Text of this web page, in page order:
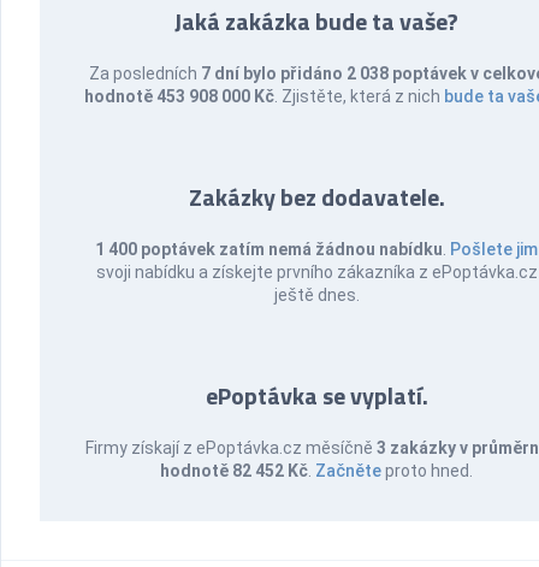
Jaká zakázka bude ta vaše?
Za posledních 7 dní bylo přidáno 2 038 poptávek v
hodnotě 453 908 000 Kč . Zjistěte, která z nich bude ta
Zakázky bez dodavatele.
1 400 poptávek zatím nemá žádnou nabídku Pošlete jim
svoji nabídku a získejte prvního zákazníka z ePoptávka.cz
ještě dnes.
ePoptávka se vyplatí.
Firmy získají z ePoptávka.cz měsíčně 3 zakázky v
hodnotě 82 452 Kč Začněteproto hned.